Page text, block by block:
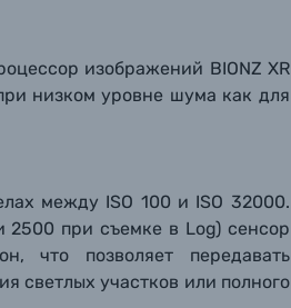
изображений BIONZ XR
низком уровне шума как для
между ISO 100 и ISO 32000.
2500 при съемке в Log) сенсор
что позволяет передавать
светлых участков или полного